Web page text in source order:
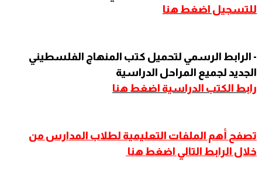
للتسجيل اضغط هنا
- الرابط الرسمي لتحميل كتب المنهاج الفلسطيني
الجديد لجميع المراحل الدراسية
رابط الكتب الدراسية اضغط هنا
تصفح أهم الملفات التعليمية لطلاب المدارس من
خلال الرابط التالي اضغط هنا